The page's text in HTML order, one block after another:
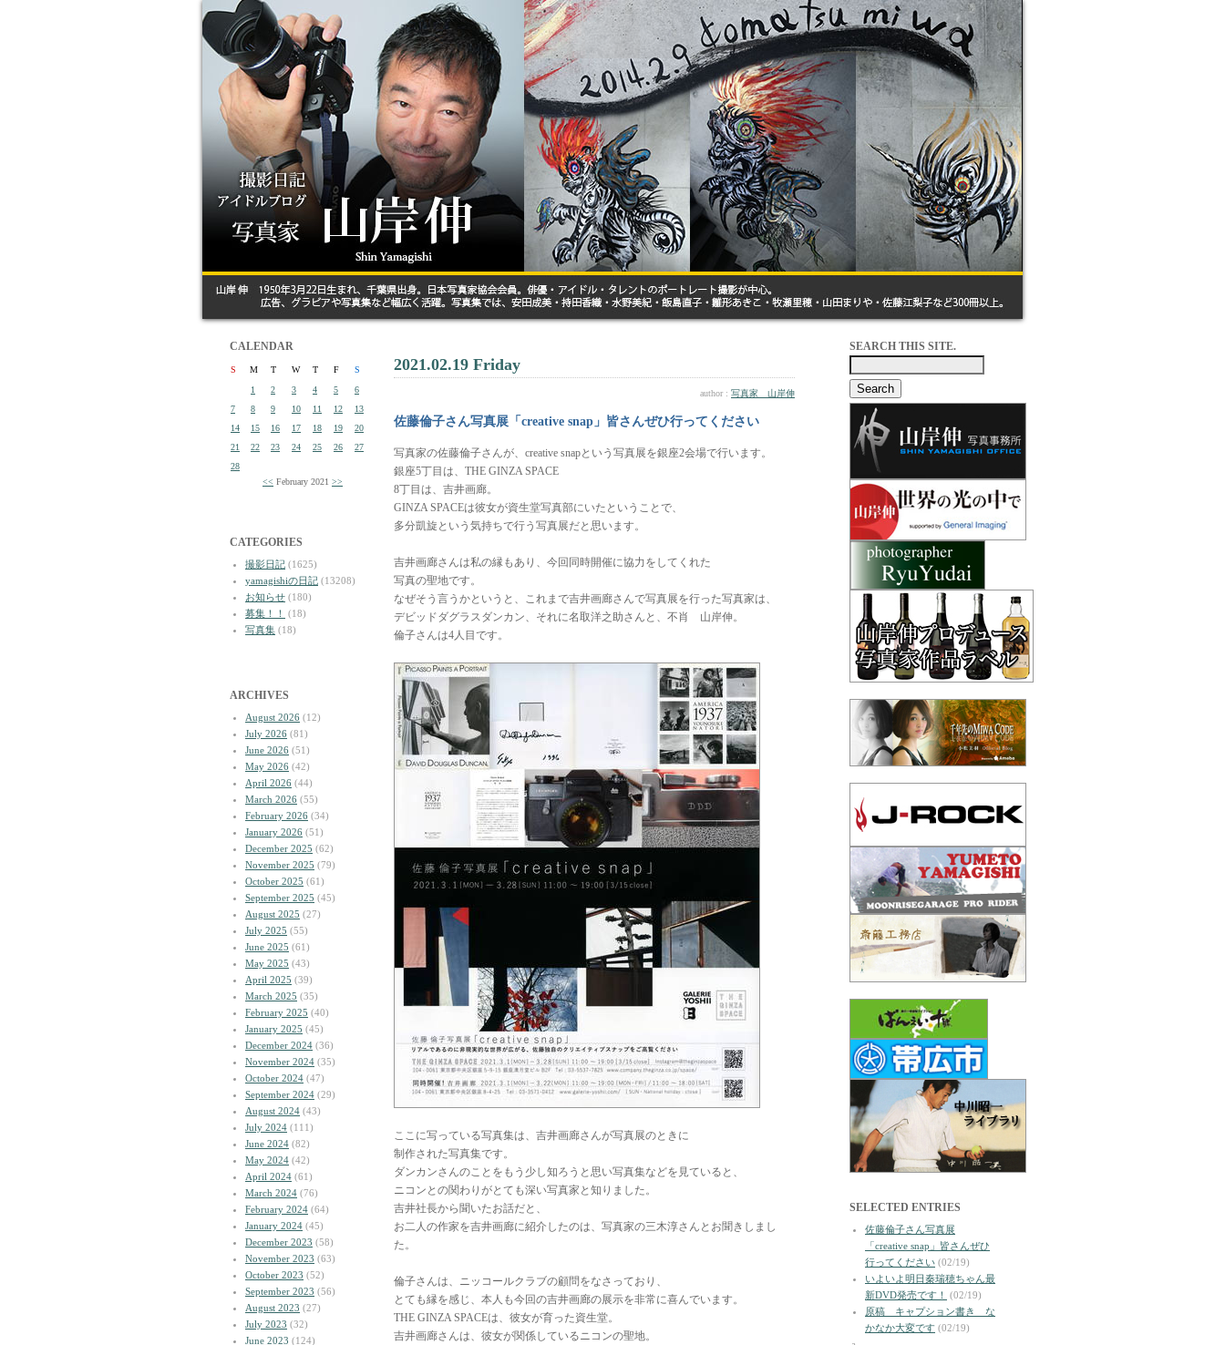
CALENDAR
S M T W T F
S
1
2 3 4 5
6
7
8 9 10 11 12
13
14
15 16 17 18 19
20
21
22 23 24 25 26
27
28
<< February 2021 >>
CATEGORIES
撮影日記 (1625)
yamagishiの日記 (13208)
お知らせ (180)
募集！！
(18)
写真集 (18)
ARCHIVES
August 2026 (12)
July 2026 (81)
June 2026 (51)
May 2026 (42)
April 2026 (44)
March 2026 (55)
February 2026 (34)
January 2026 (51)
December 2025 (62)
November 2025 (79)
October 2025 (61)
September 2025 (45)
August 2025 (27)
July 2025 (55)
June 2025 (61)
May 2025 (43)
April 2025 (39)
March 2025 (35)
February 2025 (40)
January 2025 (45)
December 2024 (36)
November 2024 (35)
October 2024 (47)
September 2024 (29)
August 2024 (43)
July 2024 (111)
June 2024 (82)
May 2024 (42)
April 2024 (61)
March 2024 (76)
February 2024 (64)
January 2024 (45)
December 2023 (58)
November 2023 (63)
October 2023 (52)
September 2023 (56)
August 2023 (27)
July 2023 (32)
June 2023 (124)
2021.02.19 Friday
author : 写真家 山岸伸
佐藤倫子さん写真展「creative snap」皆さんぜひ行ってください
写真家の佐藤倫子さんが、creative snapという写真展を銀座2会場で行います。
銀座5丁目は、THE GINZA SPACE
8丁目は、吉井画廊。
GINZA SPACEは彼女が資生堂写真部にいたということで、
多分凱旋という気持ちで行う写真展だと思います。
吉井画廊さんは私の縁もあり、今回同時開催に協力をしてくれた
写真の聖地です。
なぜそう言うかというと、これまで吉井画廊さんで写真展を行った写真家は、
デビッドダグラスダンカン、それに名取洋之助さんと、不肖 山岸伸。
倫子さんは4人目です。
ここに写っている写真集は、吉井画廊さんが写真展のときに
制作された写真集です。
ダンカンさんのことをもう少し知ろうと思い写真集などを見ていると、
ニコンとの関わりがとても深い写真家と知りました。
吉井社長から聞いたお話だと、
お二人の作家を吉井画廊に紹介したのは、写真家の三木淳さんとお聞きしまし
た。
倫子さんは、ニッコールクラブの顧問をなさっており、
とても縁を感じ、本人も今回の吉井画廊の展示を非常に喜んでいます。
THE GINZA SPACEは、彼女が育った資生堂。
吉井画廊さんは、彼女が関係しているニコンの聖地。
SEARCH THIS SITE.
SELECTED ENTRIES
佐藤倫子さん写真展
「creative snap」皆さんぜひ
行ってください (02/19)
いよいよ明日秦瑞穂ちゃん最
新DVD発売です！
(02/19)
原稿 キャプション書き な
かなか大変です (02/19)